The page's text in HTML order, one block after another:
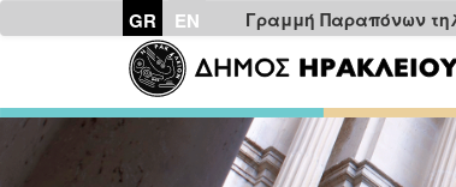
GR EN Γραμμή Παραπόνων